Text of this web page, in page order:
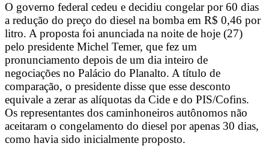
O governo federal cedeu e decidiu congelar por 60 dias
a redução do preço do diesel na bomba em R$ 0,46 por
litro. A proposta foi anunciada na noite de hoje (27)
pelo presidente Michel Temer, que fez um
pronunciamento depois de um dia inteiro de
negociações no Palácio do Planalto. A título de
comparação, o presidente disse que esse desconto
equivale a zerar as alíquotas da Cide e do PIS/Cofins.
Os representantes dos caminhoneiros autônomos não
aceitaram o congelamento do diesel por apenas 30 dias,
como havia sido inicialmente proposto.